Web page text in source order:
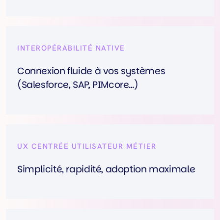
INTEROPÉRABILITÉ NATIVE
Connexion fluide à vos systèmes
(Salesforce, SAP, PIMcore…)
UX CENTRÉE UTILISATEUR MÉTIER
Simplicité, rapidité, adoption maximale